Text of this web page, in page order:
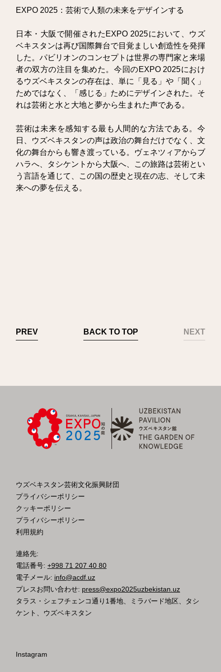
EXPO 2025：芸術で人類の未来をデザインする
日本・大阪で開催されたEXPO 2025において、ウズ
ベキスタンは再び国際舞台で目覚ましい創造性を発揮
した。パビリオンのコンセプトは世界の専門家と来場
者の双方の注目を集めた。今回のEXPO 2025におけ
るウズベキスタンの存在は、単に「見る」や「聞く」
ためではなく、「感じる」ためにデザインされた。そ
れは芸術と水と大地と夢から生まれた声である。
芸術は未来を感知する最も人間的な方法である。今
日、ウズベキスタンの声は政治の舞台だけでなく、文
化の舞台からも響き渡っている。ヴェネツィアからブ
ハラへ、タシケントから大阪へ、この旅路は芸術とい
う言語を通じて、この国の歴史と現在の志、そして未
来への夢を伝える。
PREV BACK TO TOP NEXT
ウズベキスタン芸術文化振興財団
プライバシーポリシー
クッキーポリシー
プライバシーポリシー
利用規約
連絡先:
電話番号: +998 71 207 40 80
電子メール: info@acdf.uz
プレスお問い合わせ: press@expo2025uzbekistan.uz
タラス・シェフチェンコ通り1番地、ミラバード地区、タシ
ケント、ウズベキスタン
Instagram